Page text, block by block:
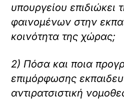
υπουργείου επιδιώκει
φαινομένων στην
κοινότητα της χώρας;
2) Πόσα και ποια
επιμόρφωσης
αντιρατσιστική